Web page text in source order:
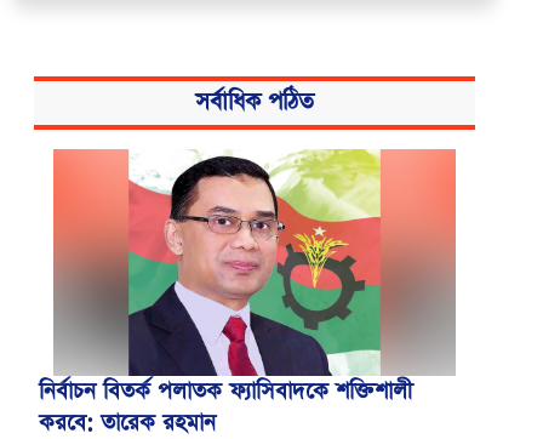
সর্বাধিক পঠিত
নির্বাচন বিতর্ক পলাতক ফ্যাসিবাদকে শক্তিশালী
করবে: তারেক রহমান